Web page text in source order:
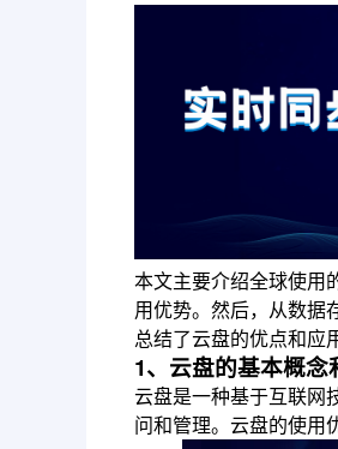
本文主要介绍全球使用
用优势。然后，从数据
总结了云盘的优点和应
1、云盘的基本概念
云盘是一种基于互联网
问和管理。云盘的使用